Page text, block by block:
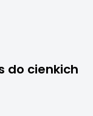
do cienkich